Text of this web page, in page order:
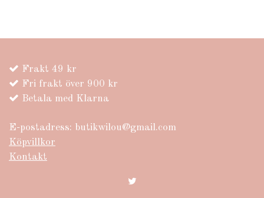
Frakt 49 kr
Fri frakt över 900 kr
Betala med Klarna
E-postadress: butikwilou@gmail.com
Köpvillkor
Kontakt